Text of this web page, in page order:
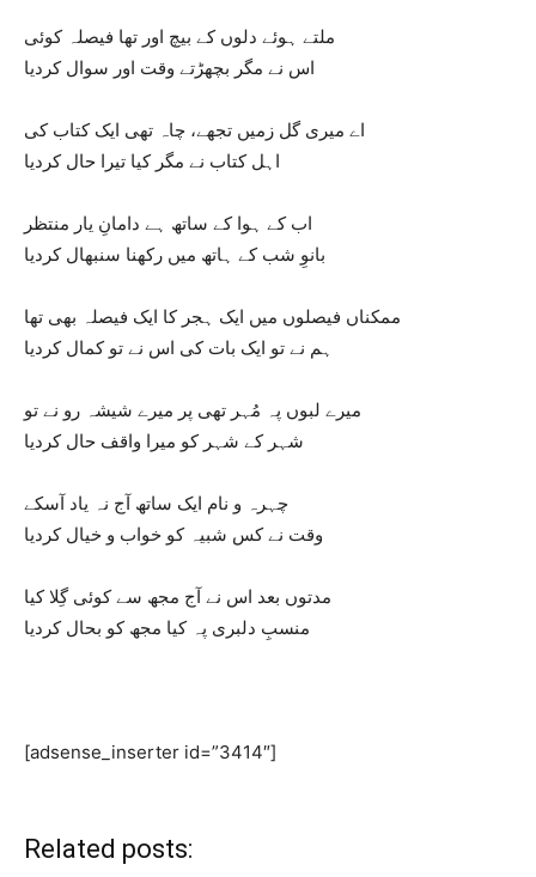
ملتے ہوئے دلوں کے بیچ اور تھا فیصلہ کوئی
اس نے مگر بچھڑتے وقت اور سوال کردیا
اے میری گل زمیں تجھے، چاہ تھی ایک کتاب کی
اہل کتاب نے مگر کیا تیرا حال کردیا
اب کے ہوا کے ساتھ ہے دامانِ یار منتظر
بانوِ شب کے ہاتھ میں رکھنا سنبھال کردیا
ممکناں فیصلوں میں ایک ہجر کا ایک فیصلہ بھی تھا
ہم نے تو ایک بات کی اس نے تو کمال کردیا
میرے لبوں پہ مُہر تھی پر میرے شیشہ رو نے تو
شہر کے شہر کو میرا واقف حال کردیا
چہرہ و نام ایک ساتھ آج نہ یاد آسکے
وقت نے کس شبیہ کو خواب و خیال کردیا
مدتوں بعد اس نے آج مجھ سے کوئی گِلا کیا
منسبِ دلبری پہ کیا مجھ کو بحال کردیا
[adsense_inserter id=”3414″]
Related posts: